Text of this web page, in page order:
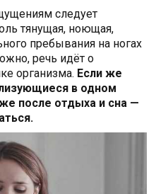
следует
тянущая, ноющая,
пребывания на ногах
речь идёт о
организма. Если же
в одном
после отдыха и сна —